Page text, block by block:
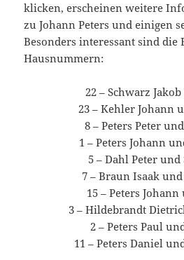
klicken, erscheinen weitere
zu Johann Peters und einigen
Besonders interessant sind die
Hausnummern:
22 – Schwarz
23 – Kehler Johann
8 – Peters Peter
1 – Peters Johann
5 – Dahl Peter und
7 – Braun Isaak
15 – Peters Johann
3 – Hildebrandt
2 – Peters Paul
11 – Peters Daniel